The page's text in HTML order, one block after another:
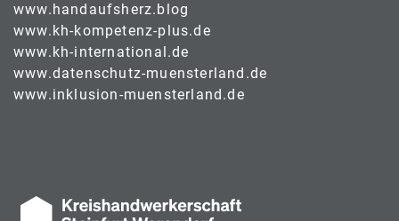
www.handaufsherz.blog
www.kh-kompetenz-plus.de
www.kh-international.de
www.datenschutz-muensterland.de
www.inklusion-muensterland.de